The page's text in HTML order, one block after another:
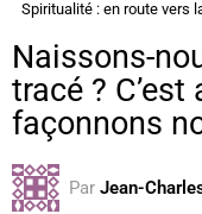
Spiritualité : en route vers
Naissons-
tracé ?
façonnons
Par Jean-